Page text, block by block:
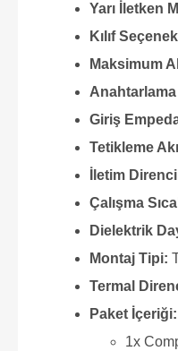
Yarı İletken
Kılıf
Maksimum
Anahtarlama
Giriş
Tetikleme
İletim
Çalışma
Dielektrik
Montaj Tipi:
Termal
Paket İçeriği:
1x